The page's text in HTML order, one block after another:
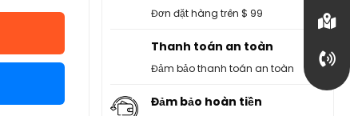
Đơn đặt hàng trên $ 99
Thanh toán an toàn
Đảm bảo thanh toán an toàn
Đảm bảo hoàn tiền